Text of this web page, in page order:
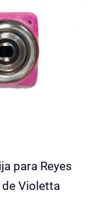
para Reyes
Violetta